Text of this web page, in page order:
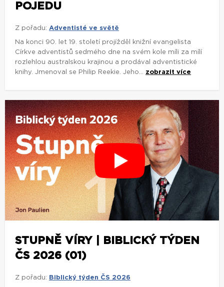
POJEDU
Z pořadu: Adventisté ve světě
Na konci 90. let 19. století projížděl knižní evangelista
Církve adventistů sedmého dne na svém kole míli za mílí
rozlehlou australskou krajinou a prodával adventistické
knihy. Jmenoval se Philip Reekie. Jeho... zobrazit více
STUPNĚ VÍRY | BIBLICKÝ TÝDEN
ČS 2026 (01)
Z pořadu: Biblický týden ČS 2026